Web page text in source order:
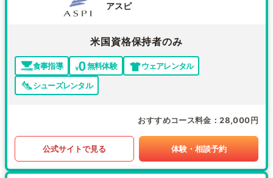
アスピ
米国資格保持者のみ
食事指導 無料体験
ウェアレンタル
シューズレンタル
おすすめコース料金 28,000円
公式サイトで見る 体験・相談予約